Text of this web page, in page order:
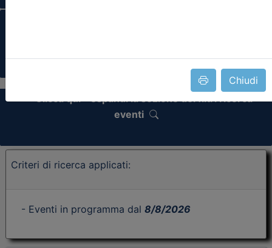
Chiudi
Collegi Professionali
Clicca qui - espandi la sezione dei filtri ricerca
eventi
Criteri di ricerca applicati:
- Eventi in programma dal 8/8/2026